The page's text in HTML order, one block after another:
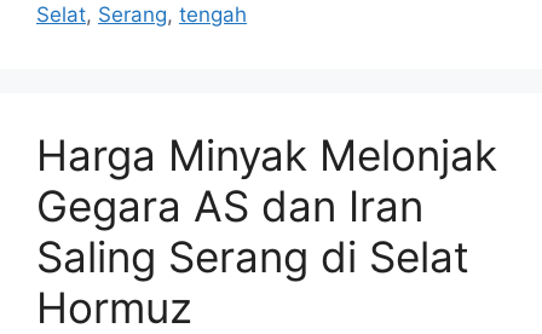
Selat, Serang, tengah
Harga Minyak Melonjak
Gegara AS dan Iran
Saling Serang di Selat
Hormuz